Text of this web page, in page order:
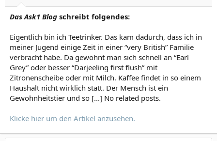
r
a
m
Das Ask1 Blog schreibt folgendes:
Eigentlich bin ich Teetrinker. Das kam dadurch, dass ich in
meiner Jugend einige Zeit in einer “very British” Familie
verbracht habe. Da gewöhnt man sich schnell an “Earl
Grey” oder besser “Darjeeling first flush” mit
Zitronenscheibe oder mit Milch. Kaffee findet in so einem
Haushalt nicht wirklich statt. Der Mensch ist ein
Gewohnheitstier und so [...] No related posts.
Klicke hier um den Artikel anzusehen.